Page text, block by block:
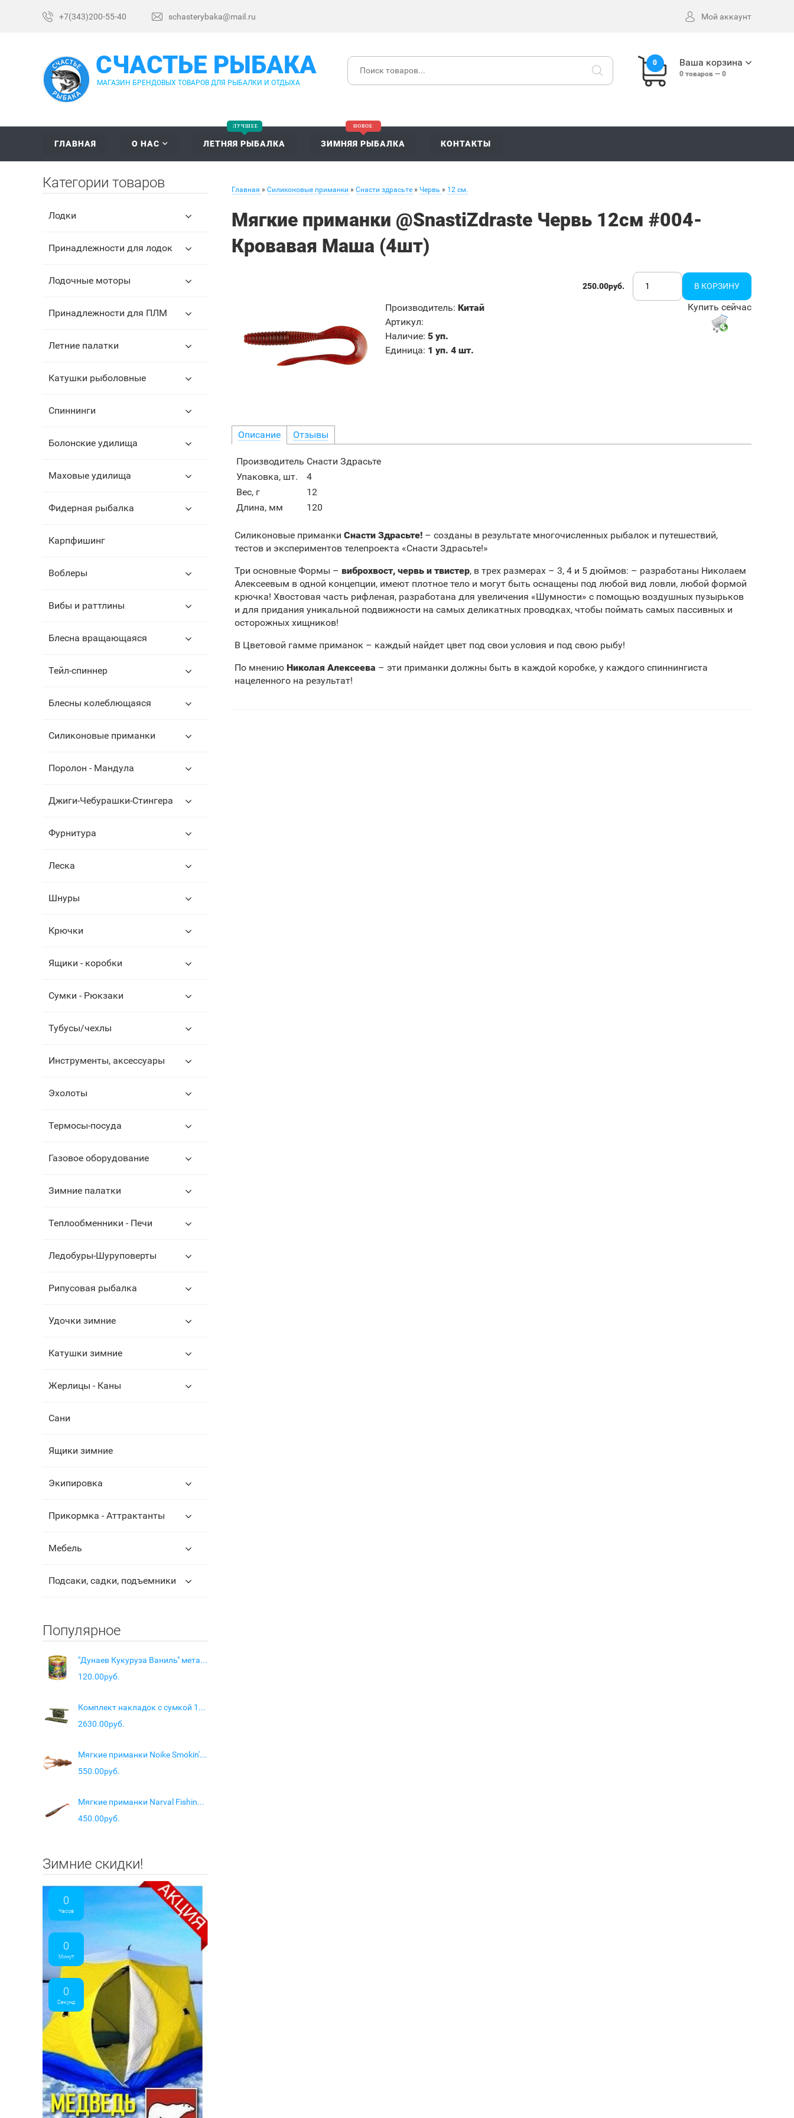
+7(343)200-55-40 schasterybaka@mail.ru Мой аккаунт
СЧАСТЬЕ РЫБАКА
МАГАЗИН БРЕНДОВЫХ ТОВАРОВ ДЛЯ РЫБАЛКИ И ОТДЫХА
0 Ваша корзина
0 товаров — 0
ГЛАВНАЯ О НАС ЛЕТНЯЯ РЫБАЛКА ЗИМНЯЯ РЫБАЛКА КОНТАКТЫ
Главная » Силиконовые приманки » Снасти здрасьте » Червь » 12 см.
Мягкие приманки @SnastiZdraste Червь 12см #004-
Кровавая Маша (4шт)
250.00руб.
Производитель: Китай
Артикул:
Наличие: 5 уп.
Единица: 1 уп. 4 шт.
Купить сейчас
Описание Отзывы
Производитель Снасти Здрасьте
Упаковка, шт.
4
Вес, г
12
Длина, мм
120
Силиконовые приманки Снасти Здрасьте! – созданы в результате многочисленных рыбалок и путешествий,
тестов и экспериментов телепроекта «Снасти Здрасьте!»
Три основные Формы – виброхвост, червь и твистер, в трех размерах – 3, 4 и 5 дюймов: – разработаны Николаем
Алексеевым в одной концепции, имеют плотное тело и могут быть оснащены под любой вид ловли, любой формой
крючка! Хвостовая часть рифленая, разработана для увеличения «Шумности» с помощью воздушных пузырьков
и для придания уникальной подвижности на самых деликатных проводках, чтобы поймать самых пассивных и
осторожных хищников!
В Цветовой гамме приманок – каждый найдет цвет под свои условия и под свою рыбу!
По мнению Николая Алексеева – эти приманки должны быть в каждой коробке, у каждого спиннингиста
нацеленного на результат!
Категории товаров
Лодки
Принадлежности для лодок
Лодочные моторы
Принадлежности для ПЛМ
Летние палатки
Катушки рыболовные
Спиннинги
Болонские удилища
Маховые удилища
Фидерная рыбалка
Карпфишинг
Воблеры
Вибы и раттлины
Блесна вращающаяся
Тейл-спиннер
Блесны колеблющаяся
Силиконовые приманки
Поролон - Мандула
Джиги-Чебурашки-Стингера
Фурнитура
Леска
Шнуры
Крючки
Ящики - коробки
Сумки - Рюкзаки
Тубусы/чехлы
Инструменты, аксессуары
Эхолоты
Термосы-посуда
Газовое оборудование
Зимние палатки
Теплообменники - Печи
Ледобуры-Шуруповерты
Рипусовая рыбалка
Удочки зимние
Катушки зимние
Жерлицы - Каны
Сани
Ящики зимние
Экипировка
Прикормка - Аттрактанты
Мебель
Подсаки, садки, подъемники
Популярное
"Дунаев Кукуруза Ваниль" металлобанка 320мл
120.00руб.
Комплект накладок с сумкой 100х20х4 см из Оксфорда (зеленый кмф)
2630.00руб.
Мягкие приманки Noike Smokin' Dad 2.5" #037-Bln Cinnamon Pl (7 шт.)
550.00руб.
Мягкие приманки Narval Fishing Skinny 08cm #020-Magic Perch
450.00руб.
Зимние скидки!
0
Часов
0
Минут
0
Секунд